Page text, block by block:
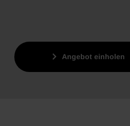
Angebot einholen